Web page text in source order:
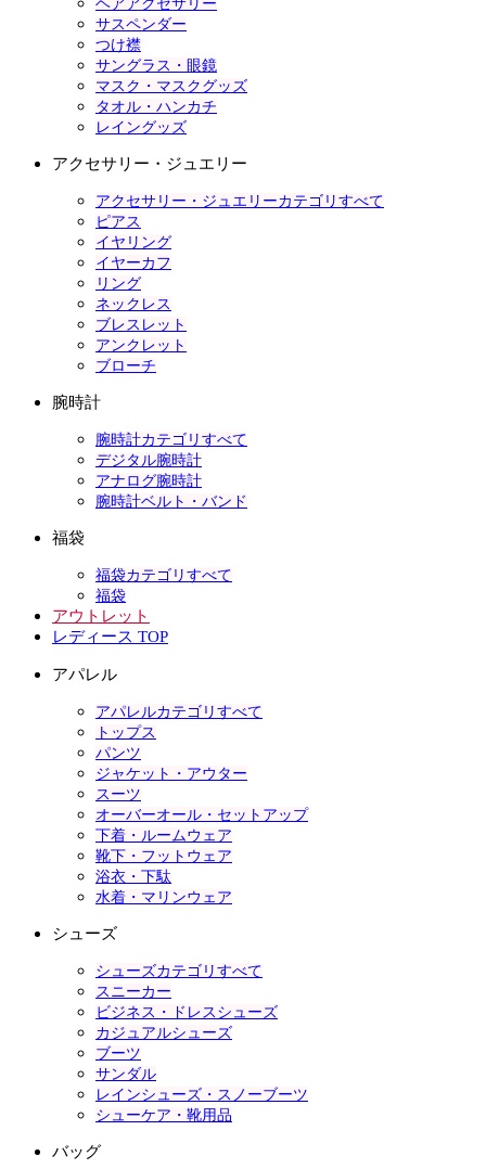
ヘアアクセサリー
サスペンダー
つけ襟
サングラス・眼鏡
マスク・マスクグッズ
タオル・ハンカチ
レイングッズ
アクセサリー・ジュエリー
アクセサリー・ジュエリーカテゴリすべて
ピアス
イヤリング
イヤーカフ
リング
ネックレス
ブレスレット
アンクレット
ブローチ
腕時計
腕時計カテゴリすべて
デジタル腕時計
アナログ腕時計
腕時計ベルト・バンド
福袋
福袋カテゴリすべて
福袋
アウトレット
レディース TOP
アパレル
アパレルカテゴリすべて
トップス
パンツ
ジャケット・アウター
スーツ
オーバーオール・セットアップ
下着・ルームウェア
靴下・フットウェア
浴衣・下駄
水着・マリンウェア
シューズ
シューズカテゴリすべて
スニーカー
ビジネス・ドレスシューズ
カジュアルシューズ
ブーツ
サンダル
レインシューズ・スノーブーツ
シューケア・靴用品
バッグ